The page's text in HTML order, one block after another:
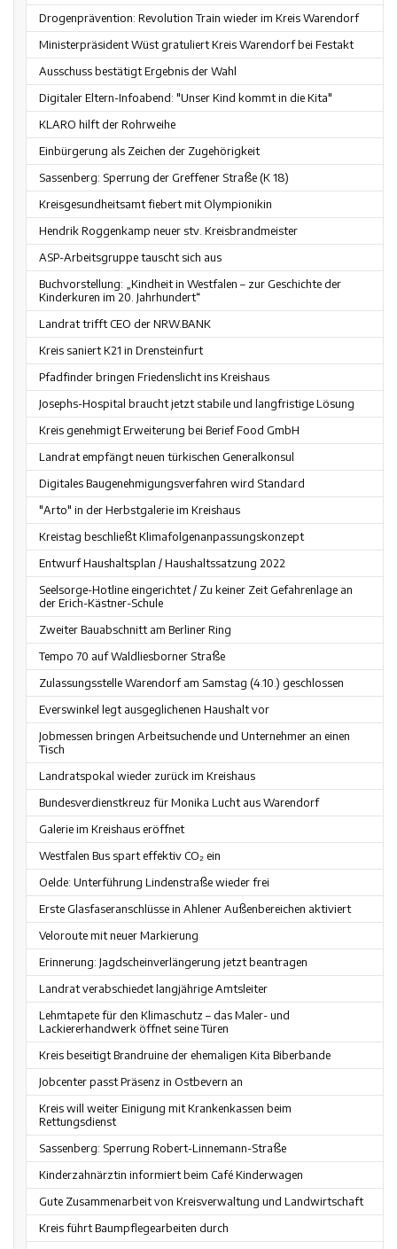
Drogenprävention: Revolution Train wieder im Kreis Warendorf
Ministerpräsident Wüst gratuliert Kreis Warendorf bei Festakt
Ausschuss bestätigt Ergebnis der Wahl
Digitaler Eltern-Infoabend: "Unser Kind kommt in die Kita"
KLARO hilft der Rohrweihe
Einbürgerung als Zeichen der Zugehörigkeit
Sassenberg: Sperrung der Greffener Straße (K 18)
Kreisgesundheitsamt fiebert mit Olympionikin
Hendrik Roggenkamp neuer stv. Kreisbrandmeister
ASP-Arbeitsgruppe tauscht sich aus
Buchvorstellung: „Kindheit in Westfalen – zur Geschichte der
Kinderkuren im 20. Jahrhundert“
Landrat trifft CEO der NRW.BANK
Kreis saniert K21 in Drensteinfurt
Pfadfinder bringen Friedenslicht ins Kreishaus
Josephs-Hospital braucht jetzt stabile und langfristige Lösung
Kreis genehmigt Erweiterung bei Berief Food GmbH
Landrat empfängt neuen türkischen Generalkonsul
Digitales Baugenehmigungsverfahren wird Standard
"Arto" in der Herbstgalerie im Kreishaus
Kreistag beschließt Klimafolgenanpassungskonzept
Entwurf Haushaltsplan / Haushaltssatzung 2022
Seelsorge-Hotline eingerichtet / Zu keiner Zeit Gefahrenlage an
der Erich-Kästner-Schule
Zweiter Bauabschnitt am Berliner Ring
Tempo 70 auf Waldliesborner Straße
Zulassungsstelle Warendorf am Samstag (4.10.) geschlossen
Everswinkel legt ausgeglichenen Haushalt vor
Jobmessen bringen Arbeitsuchende und Unternehmer an einen
Tisch
Landratspokal wieder zurück im Kreishaus
Bundesverdienstkreuz für Monika Lucht aus Warendorf
Galerie im Kreishaus eröffnet
Westfalen Bus spart effektiv CO₂ ein
Oelde: Unterführung Lindenstraße wieder frei
Erste Glasfaseranschlüsse in Ahlener Außenbereichen aktiviert
Veloroute mit neuer Markierung
Erinnerung: Jagdscheinverlängerung jetzt beantragen
Landrat verabschiedet langjährige Amtsleiter
Lehmtapete für den Klimaschutz – das Maler- und
Lackiererhandwerk öffnet seine Türen
Kreis beseitigt Brandruine der ehemaligen Kita Biberbande
Jobcenter passt Präsenz in Ostbevern an
Kreis will weiter Einigung mit Krankenkassen beim
Rettungsdienst
Sassenberg: Sperrung Robert-Linnemann-Straße
Kinderzahnärztin informiert beim Café Kinderwagen
Gute Zusammenarbeit von Kreisverwaltung und Landwirtschaft
Kreis führt Baumpflegearbeiten durch